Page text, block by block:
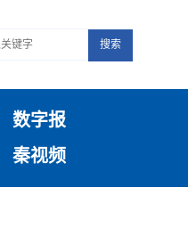
搜索
数字报
秦视频